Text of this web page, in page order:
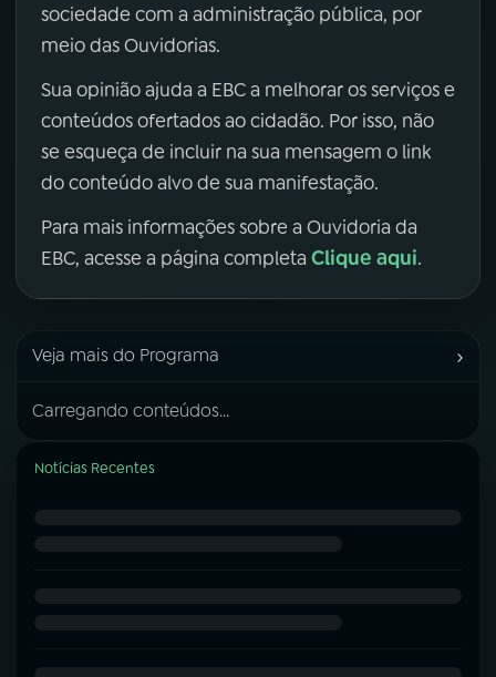
sociedade com a administração pública, por
meio das Ouvidorias.
Sua opinião ajuda a EBC a melhorar os serviços e
conteúdos ofertados ao cidadão. Por isso, não
se esqueça de incluir na sua mensagem o link
do conteúdo alvo de sua manifestação.
Para mais informações sobre a Ouvidoria da
EBC, acesse a página completa Clique aqui.
Veja mais do Programa ›
Carregando conteúdos...
Notícias Recentes